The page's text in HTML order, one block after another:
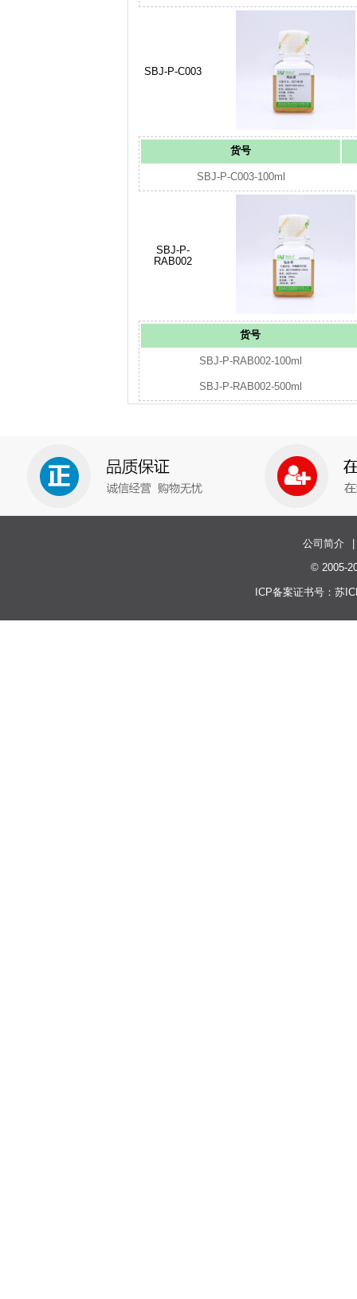
SBJ-P-C003
货号
SBJ-P-C003-100ml
SBJ-P-
RAB002
货号
SBJ-P-RAB002-100ml
SBJ-P-RAB002-500ml
公司简介
© 2005-
ICP备案证书号： 苏